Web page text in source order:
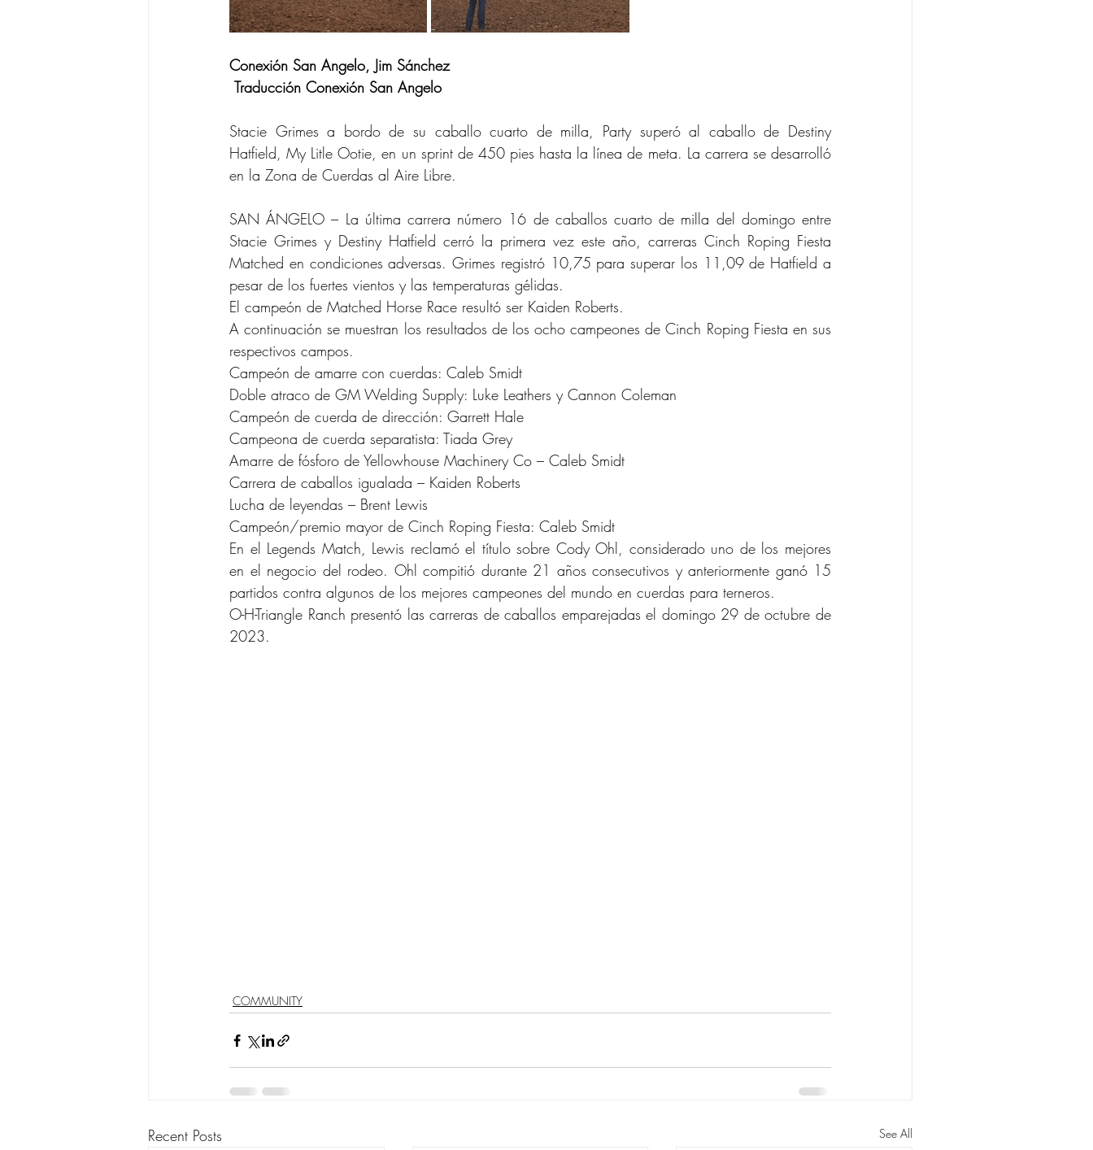
Conexión San Angelo, Jim Sánchez
Traducción Conexión San Angelo
Stacie Grimes a bordo de su caballo cuarto de milla, Party superó al caballo de Destiny
Hatfield, My Litle Ootie, en un sprint de 450 pies hasta la línea de meta. La carrera se desarrolló
en la Zona de Cuerdas al Aire Libre.
SAN ÁNGELO – La última carrera número 16 de caballos cuarto de milla del domingo entre
Stacie Grimes y Destiny Hatfield cerró la primera vez este año, carreras Cinch Roping Fiesta
Matched en condiciones adversas. Grimes registró 10,75 para superar los 11,09 de Hatfield a
pesar de los fuertes vientos y las temperaturas gélidas.
El campeón de Matched Horse Race resultó ser Kaiden Roberts.
A continuación se muestran los resultados de los ocho campeones de Cinch Roping Fiesta en sus
respectivos campos.
Campeón de amarre con cuerdas: Caleb Smidt
Doble atraco de GM Welding Supply: Luke Leathers y Cannon Coleman
Campeón de cuerda de dirección: Garrett Hale
Campeona de cuerda separatista: Tiada Grey
Amarre de fósforo de Yellowhouse Machinery Co – Caleb Smidt
Carrera de caballos igualada – Kaiden Roberts
Lucha de leyendas – Brent Lewis
Campeón/premio mayor de Cinch Roping Fiesta: Caleb Smidt
En el Legends Match, Lewis reclamó el título sobre Cody Ohl, considerado uno de los mejores
en el negocio del rodeo. Ohl compitió durante 21 años consecutivos y anteriormente ganó 15
partidos contra algunos de los mejores campeones del mundo en cuerdas para terneros.
O-H-Triangle Ranch presentó las carreras de caballos emparejadas el domingo 29 de octubre de
2023.
COMMUNITY
Recent Posts See All